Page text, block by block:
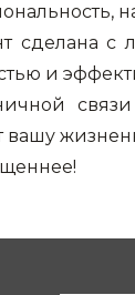
сделана с
и